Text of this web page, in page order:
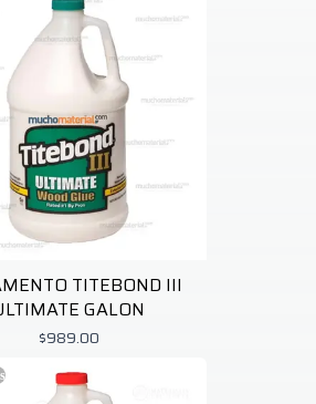
TITEBOND III
GALON
$989.00